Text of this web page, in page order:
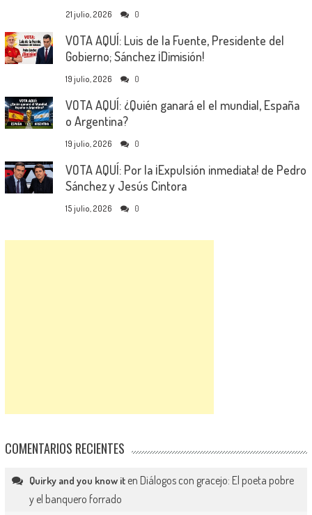
21 julio, 2026 0
VOTA AQUÍ: Luis de la Fuente, Presidente del
Gobierno; Sánchez ¡Dimisión!
19 julio, 2026 0
VOTA AQUÍ: ¿Quién ganará el el mundial, España
o Argentina?
19 julio, 2026 0
VOTA AQUÍ: Por la ¡Expulsión inmediata! de Pedro
Sánchez y Jesús Cintora
15 julio, 2026 0
COMENTARIOS RECIENTES
Quirky and you know iten Diálogos con gracejo: El poeta pobre
y el banquero forrado